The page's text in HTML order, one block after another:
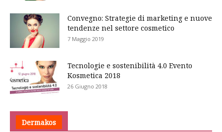
Convegno: Strategie di marketing e nuove
tendenze nel settore cosmetico
7 Maggio 2019
Tecnologie e sostenibilità 4.0 Evento
Kosmetica 2018
26 Giugno 2018
Dermakos